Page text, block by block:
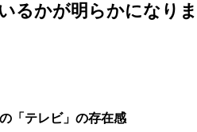
るかが明らかになりま
「テレビ」の存在感